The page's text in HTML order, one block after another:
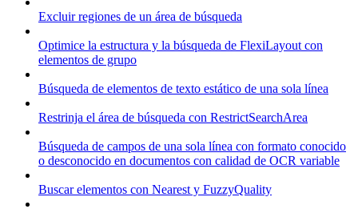
Excluir regiones de un área de búsqueda
Optimice la estructura y la búsqueda de FlexiLayout con
elementos de grupo
Búsqueda de elementos de texto estático de una sola línea
Restrinja el área de búsqueda con RestrictSearchArea
Búsqueda de campos de una sola línea con formato conocido
o desconocido en documentos con calidad de OCR variable
Buscar elementos con Nearest y FuzzyQuality